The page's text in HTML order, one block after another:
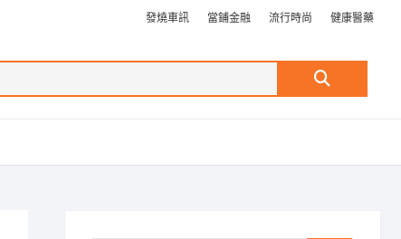
發燒車訊 當鋪金融 流行時尚 健康醫藥
Search